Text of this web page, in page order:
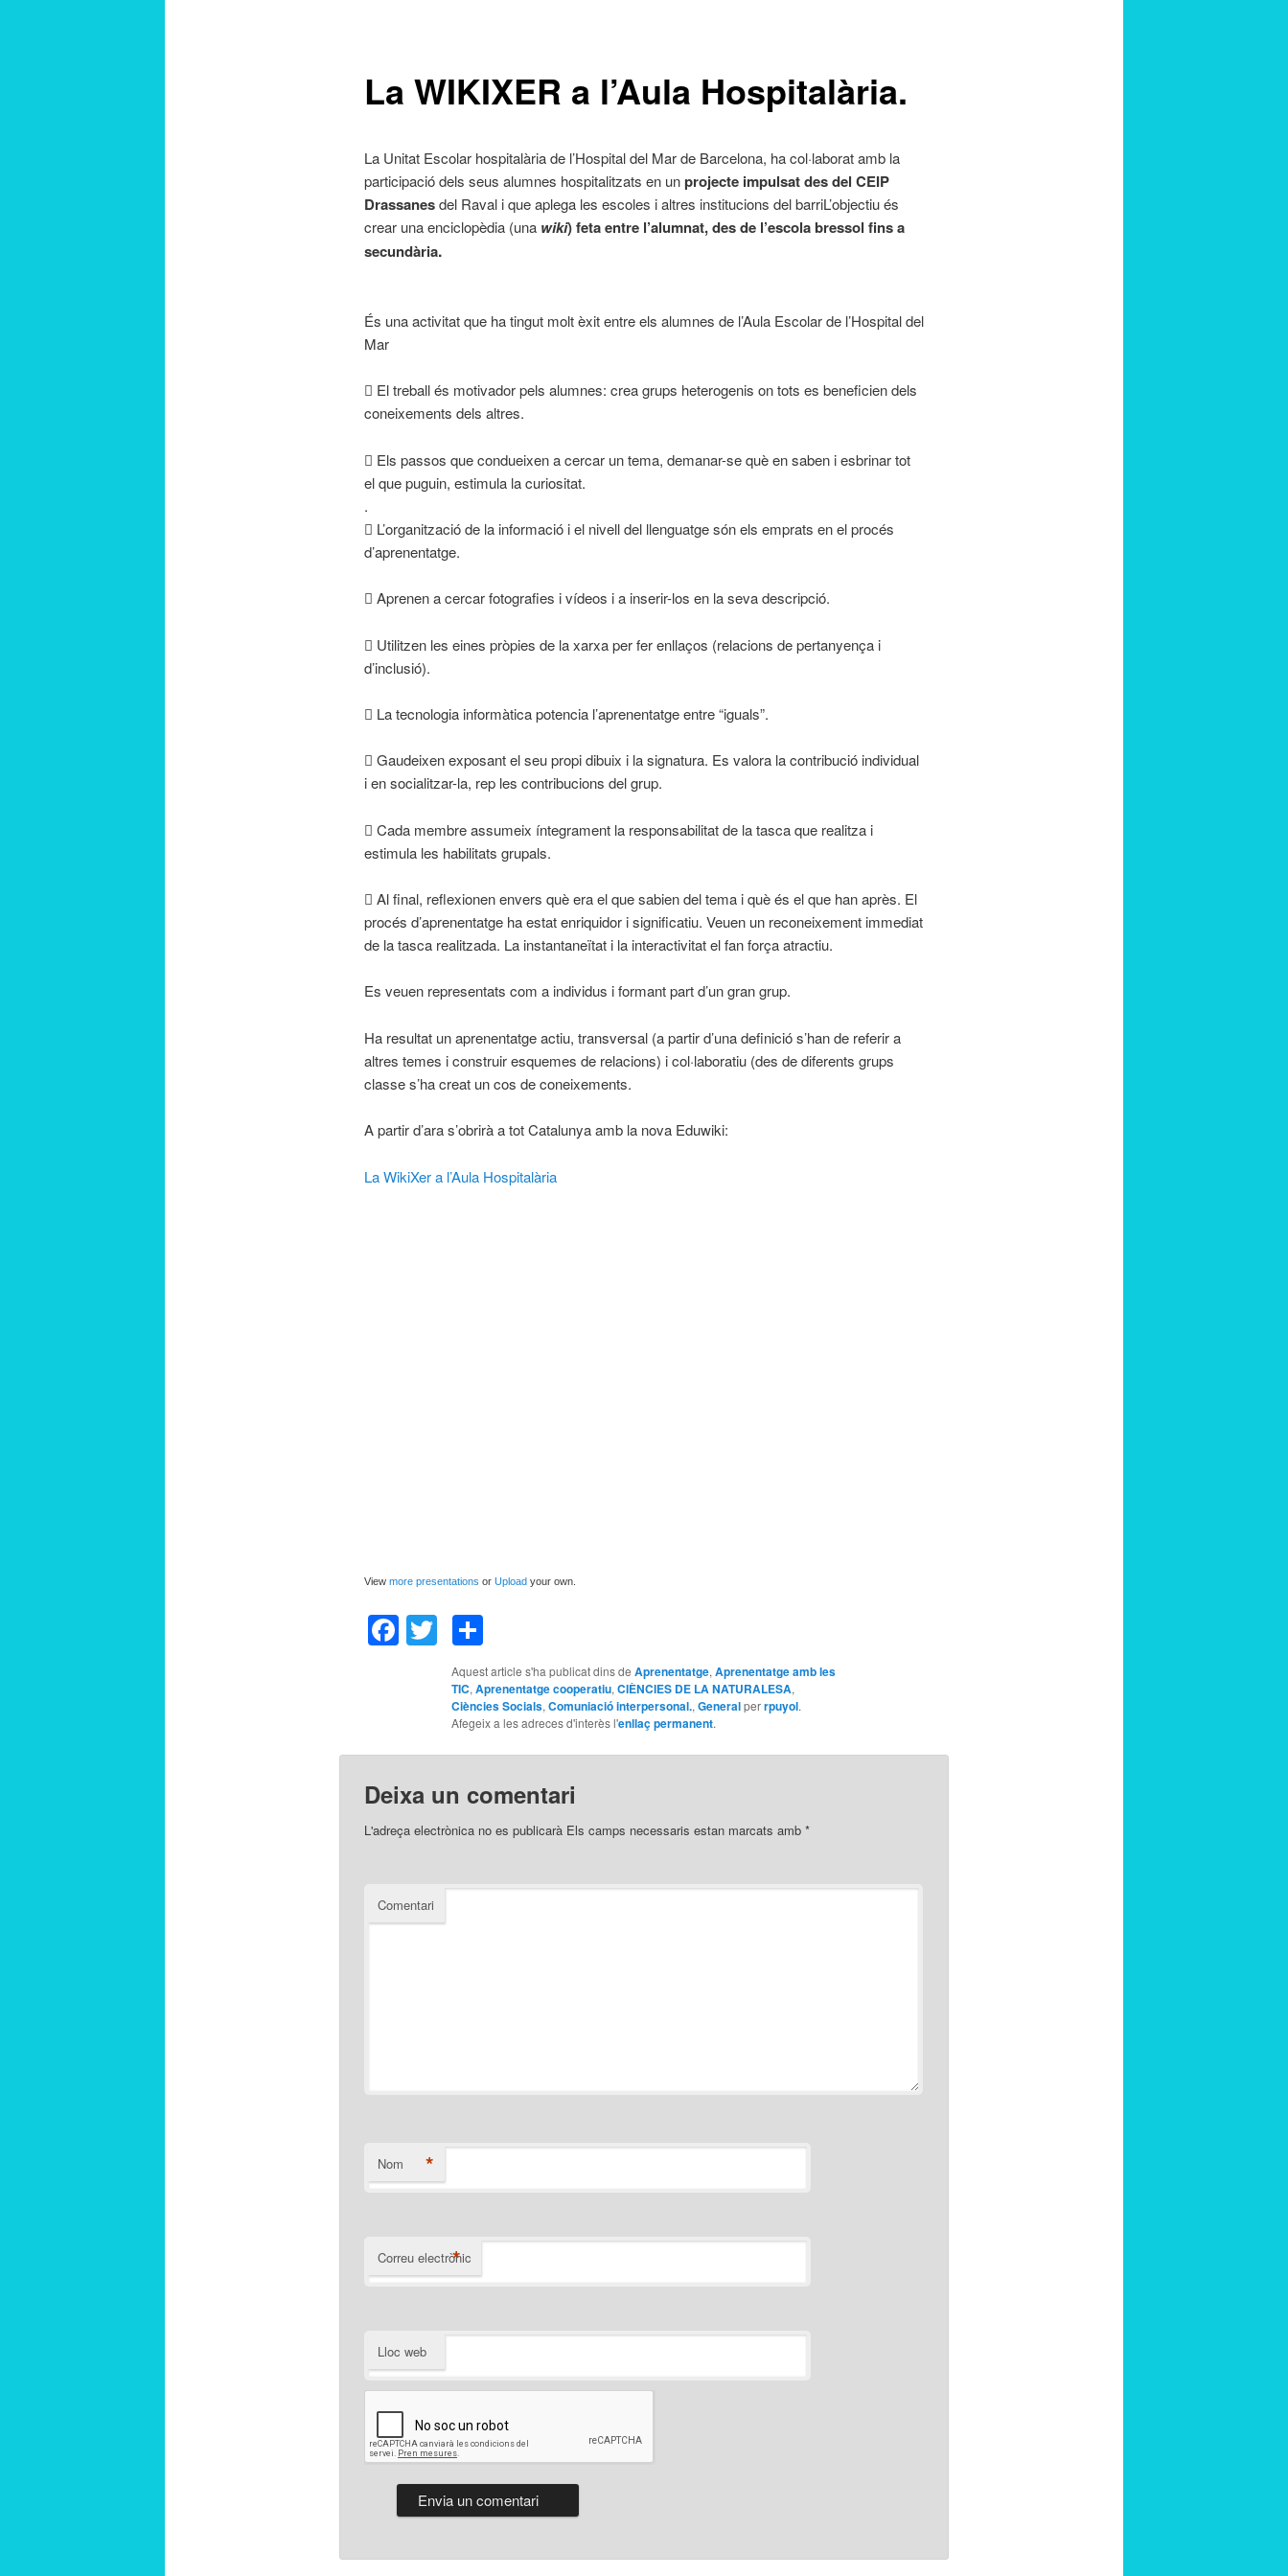
La WIKIXER a l’Aula Hospitalària.
La Unitat Escolar hospitalària de l’Hospital del Mar de Barcelona, ha col·laborat amb la
participació dels seus alumnes hospitalitzats en unprojecte impulsat des del CEIP
Drassanesdel Raval i que aplega les escoles i altres institucions del barriL’objectiu és
crear una enciclopèdia (una wiki) feta entre l’alumnat, des de l’escola bressol fins a
secundària.
És una activitat que ha tingut molt èxit entre els alumnes de l’Aula Escolar de l’Hospital del
Mar
 El treball és motivador pels alumnes: crea grups heterogenis on tots es beneficien dels
coneixements dels altres.
 Els passos que condueixen a cercar un tema, demanar-se què en saben i esbrinar tot
el que puguin, estimula la curiositat.
.
 L’organització de la informació i el nivell del llenguatge són els emprats en el procés
d’aprenentatge.
 Aprenen a cercar fotografies i vídeos i a inserir-los en la seva descripció.
 Utilitzen les eines pròpies de la xarxa per fer enllaços (relacions de pertanyença i
d’inclusió).
 La tecnologia informàtica potencia l’aprenentatge entre “iguals”.
 Gaudeixen exposant el seu propi dibuix i la signatura. Es valora la contribució individual
i en socialitzar-la, rep les contribucions del grup.
 Cada membre assumeix íntegrament la responsabilitat de la tasca que realitza i
estimula les habilitats grupals.
 Al final, reflexionen envers què era el que sabien del tema i què és el que han après. El
procés d’aprenentatge ha estat enriquidor i significatiu. Veuen un reconeixement immediat
de la tasca realitzada. La instantaneïtat i la interactivitat el fan força atractiu.
Es veuen representats com a individus i formant part d’un gran grup.
Ha resultat un aprenentatge actiu, transversal (a partir d’una definició s’han de referir a
altres temes i construir esquemes de relacions) i col·laboratiu (des de diferents grups
classe s’ha creat un cos de coneixements.
A partir d’ara s’obrirà a tot Catalunya amb la nova Eduwiki:
La WikiXer a l’Aula Hospitalària
View more presentations or Uploadyour own.
Facebook
TwitterComparteix
Aquest article s'ha publicat dins de Aprenentatge, Aprenentatge amb les
TIC, Aprenentatge cooperatiu, CIÈNCIES DE LA NATURALESA,
Ciències Socials, Comuniació interpersonal., Generalperrpuyol.
Afegeix a les adreces d'interès l'enllaç permanent.
Deixa un comentari
L'adreça electrònica no es publicaràEls camps necessaris estan marcats amb *
Comentari
Nom *
Correu electrònic
*
Lloc web